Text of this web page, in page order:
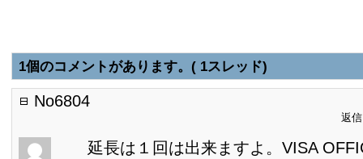
1個のコメントがあります。( 1スレッド)
No6804
返
延長は１回は出来ますよ。VISA